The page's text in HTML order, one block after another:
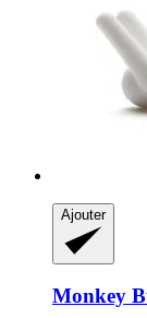
Ajouter
Monkey